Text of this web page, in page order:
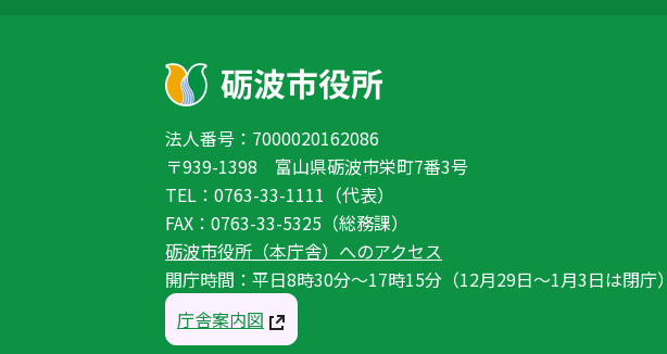
法人番号：7000020162086
〒939-1398 富山県砺波市栄町7番3号
TEL：0763-33-1111（代表）
FAX：0763-33-5325（総務課）
砺波市役所（本庁舎）へのアクセス
開庁時間：平日8時30分〜17時15分（12月29日〜1月3日は閉庁）
庁舎案内図